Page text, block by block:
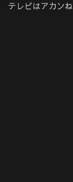
テレビはアカンね